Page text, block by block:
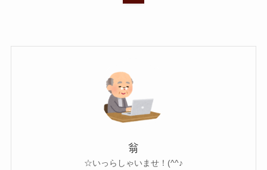
翁
☆いっらしゃいませ！(^^♪